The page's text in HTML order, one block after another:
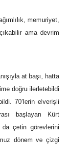
memuriyet,
ama devrim
at başı, hatta
doğru ilerletebildi
70’lerin elverişli
başlayan Kürt
çetin görevlerini
dönem ve çizgi